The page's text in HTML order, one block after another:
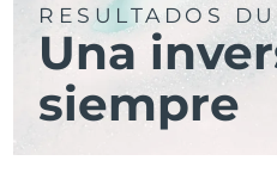
RESULTADOS
Una
siempre